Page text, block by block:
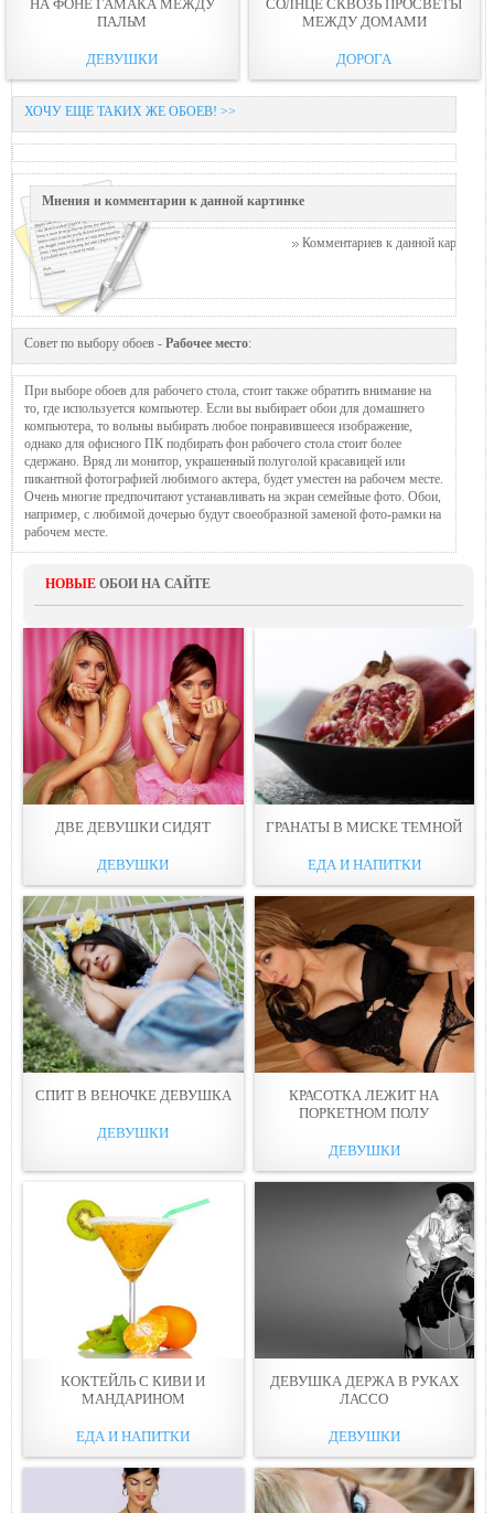
НА ФОНЕ ГАМАКА МЕЖДУ
ПАЛЬМ
ДЕВУШКИ
СОЛНЦЕ СКВОЗЬ ПРОСВЕТЫ
МЕЖДУ ДОМАМИ
ДОРОГА
ХОЧУ ЕЩЕ ТАКИХ ЖЕ ОБОЕВ! >>
Мнения и комментарии к данной картинке
Комментариев к данной картинке
Совет по выбору обоев - Рабочее место:
При выборе обоев для рабочего стола, стоит также обратить внимание на
то, где используется компьютер. Если вы выбирает обои для домашнего
компьютера, то вольны выбирать любое понравившееся изображение,
однако для офисного ПК подбирать фон рабочего стола стоит более
сдержано. Вряд ли монитор, украшенный полуголой красавицей или
пикантной фотографией любимого актера, будет уместен на рабочем месте.
Очень многие предпочитают устанавливать на экран семейные фото. Обои,
например, с любимой дочерью будут своеобразной заменой фото-рамки на
рабочем месте.
НОВЫЕ ОБОИ НА САЙТЕ
ДВE ДЕВУШКИ СИДЯТ
ДЕВУШКИ
ГРАНАТЫ В МИСКЕ ТЕМНOЙ
ЕДА И НАПИТКИ
СПИТ В ВЕНОЧКЕ ДЕВУШКA
ДЕВУШКИ
КРАСОТКА ЛЕЖИТ НА
ПОРКЕТНОМ ПОЛУ
ДЕВУШКИ
КОКТЕЙЛЬ С КИВИ И
МАНДАРИНОМ
ЕДА И НАПИТКИ
ДЕВУШКА ДЕРЖА В РУКАХ
ЛАССO
ДЕВУШКИ